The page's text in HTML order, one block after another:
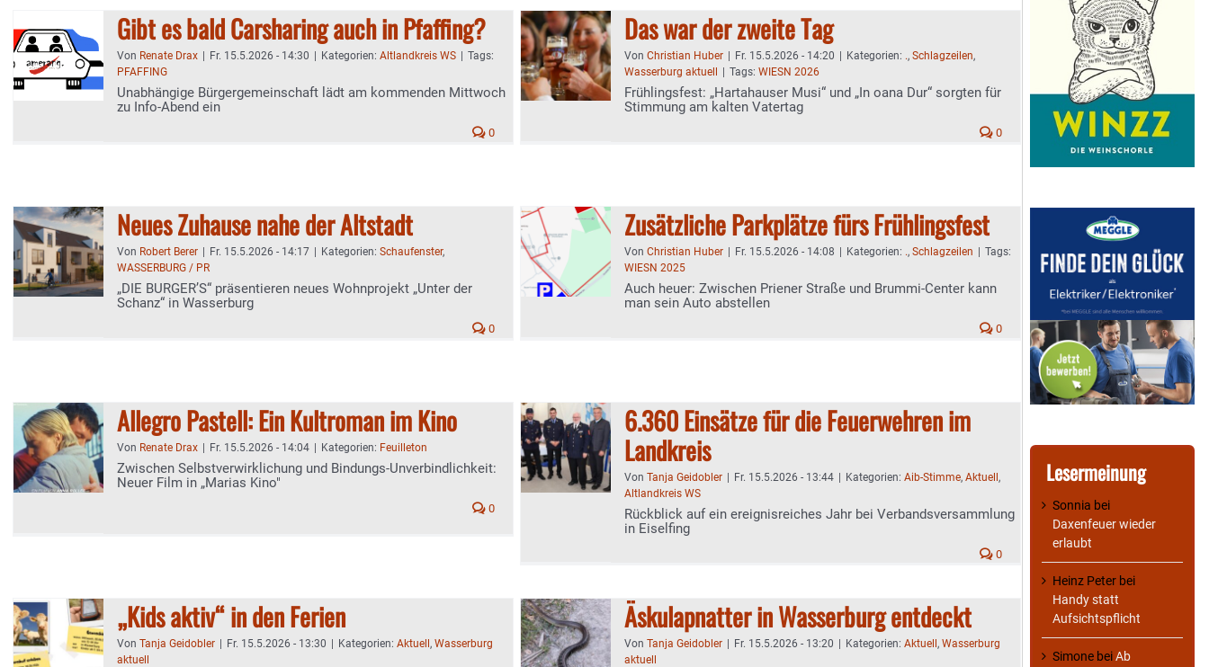
Gibt es bald Carsharing auch in Pfaffing?
Von Renate Drax Fr. 15.5.2026 - 14:30 Kategorien: Altlandkreis WS
Tags:
PFAFFING
Unabhängige Bürgergemeinschaft lädt am kommenden Mittwoch
zu Info-Abend ein
0
Das war der zweite Tag
Von Christian Huber Fr. 15.5.2026 - 14:20 Kategorien: ., Schlagzeilen,
Wasserburg aktuell
Tags: WIESN 2026
Frühlingsfest: „Hartahauser Musi“ und „In oana Dur“ sorgten für
Stimmung am kalten Vatertag
0
Neues Zuhause nahe der Altstadt
Von Robert Berer Fr. 15.5.2026 - 14:17 Kategorien: Schaufenster,
WASSERBURG / PR
„DIE BURGER’S“ präsentieren neues Wohnprojekt „Unter der
Schanz“ in Wasserburg
0
Zusätzliche Parkplätze fürs Frühlingsfest
Von Christian Huber Fr. 15.5.2026 - 14:08 Kategorien: ., Schlagzeilen
Tags:
WIESN 2025
Auch heuer: Zwischen Priener Straße und Brummi-Center kann
man sein Auto abstellen
0
Allegro Pastell: Ein Kultroman im Kino
Von Renate Drax Fr. 15.5.2026 - 14:04 Kategorien: Feuilleton
Zwischen Selbstverwirklichung und Bindungs-Unverbindlichkeit:
Neuer Film in „Marias Kino"
0
6.360 Einsätze für die Feuerwehren im
Landkreis
Von Tanja Geidobler Fr. 15.5.2026 - 13:44 Kategorien: Aib-Stimme, Aktuell ,
Altlandkreis WS
Rückblick auf ein ereignisreiches Jahr bei Verbandsversammlung
in Eiselfing
0
„Kids aktiv“ in den Ferien
Von Tanja Geidobler Fr. 15.5.2026 - 13:30 Kategorien: Aktuell , Wasserburg
aktuell
Äskulapnatter in Wasserburg entdeckt
Von Tanja Geidobler Fr. 15.5.2026 - 13:20 Kategorien: Aktuell , Wasserburg
aktuell
Lesermeinung
Sonnia bei
Daxenfeuer wieder
erlaubt
Heinz Peter bei
Handy statt
Aufsichtspflicht
Simone beiAb